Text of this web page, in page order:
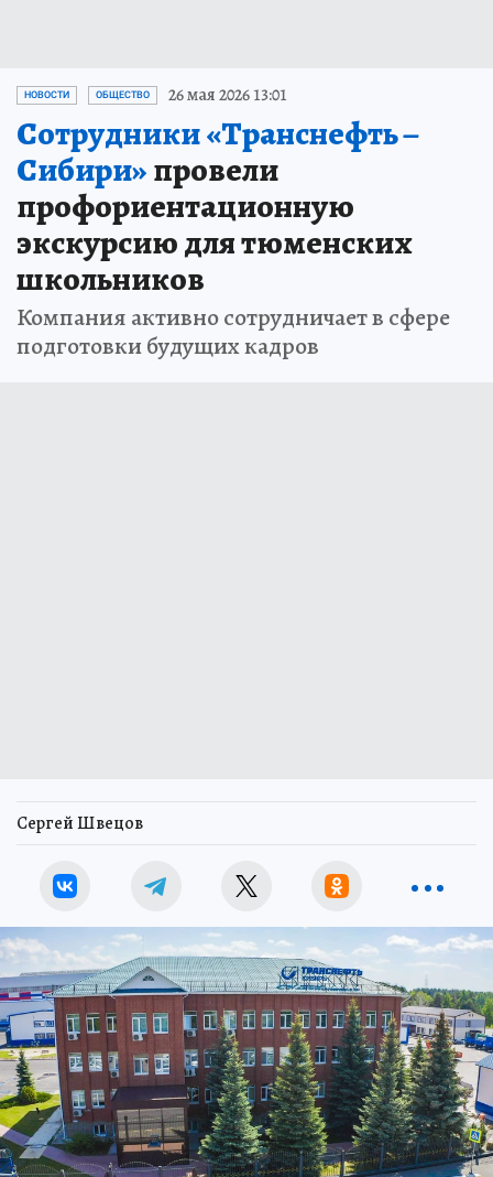
НОВОСТИ ОБЩЕСТВО 26 мая 2026 13:01
Сотрудники «Транснефть –
Сибири»провели
профориентационную
экскурсию для тюменских
школьников
Компания активно сотрудничает в сфере
подготовки будущих кадров
Сергей Швецов